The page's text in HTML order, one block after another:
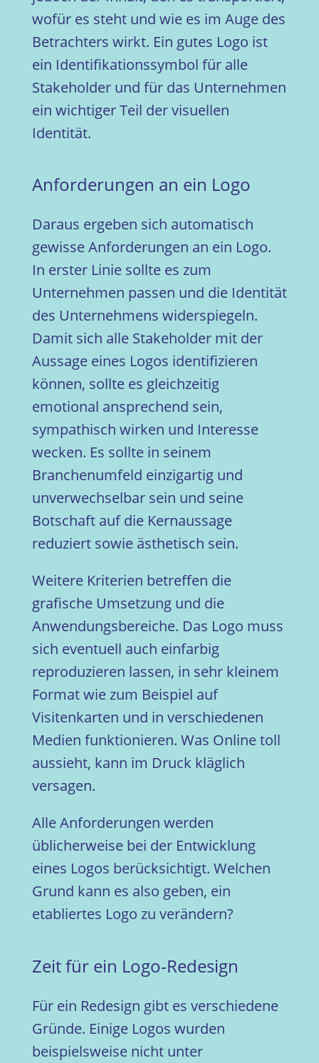
wofür es steht und wie es im Auge des
Betrachters wirkt. Ein gutes Logo ist
ein Identifikationssymbol für alle
Stakeholder und für das Unternehmen
ein wichtiger Teil der visuellen
Identität.
Anforderungen an ein Logo
Daraus ergeben sich automatisch
gewisse Anforderungen an ein Logo.
In erster Linie sollte es zum
Unternehmen passen und die Identität
des Unternehmens widerspiegeln.
Damit sich alle Stakeholder mit der
Aussage eines Logos identifizieren
können, sollte es gleichzeitig
emotional ansprechend sein,
sympathisch wirken und Interesse
wecken. Es sollte in seinem
Branchenumfeld einzigartig und
unverwechselbar sein und seine
Botschaft auf die Kernaussage
reduziert sowie ästhetisch sein.
Weitere Kriterien betreffen die
grafische Umsetzung und die
Anwendungsbereiche. Das Logo muss
sich eventuell auch einfarbig
reproduzieren lassen, in sehr kleinem
Format wie zum Beispiel auf
Visitenkarten und in verschiedenen
Medien funktionieren. Was Online toll
aussieht, kann im Druck kläglich
versagen.
Alle Anforderungen werden
üblicherweise bei der Entwicklung
eines Logos berücksichtigt. Welchen
Grund kann es also geben, ein
etabliertes Logo zu verändern?
Zeit für ein Logo-Redesign
Für ein Redesign gibt es verschiedene
Gründe. Einige Logos wurden
beispielsweise nicht unter